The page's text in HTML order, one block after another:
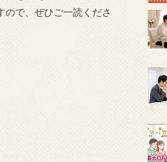
ので、ぜひご一読くださ